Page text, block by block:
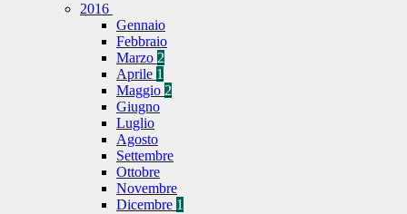
2016
Gennaio
Febbraio
Marzo 2
Aprile 1
Maggio 2
Giugno
Luglio
Agosto
Settembre
Ottobre
Novembre
Dicembre 1